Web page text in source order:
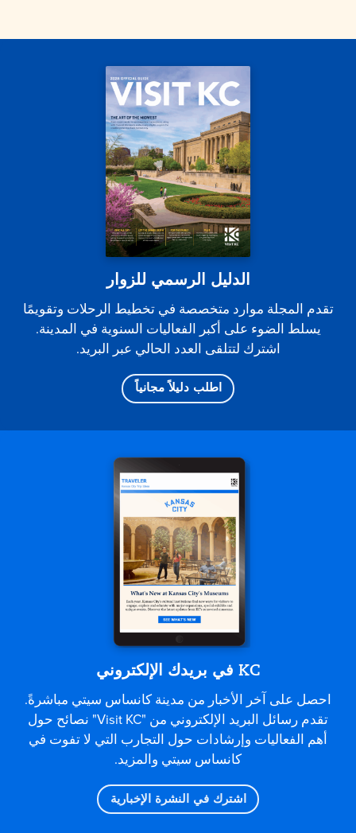
الدليل الرسمي للزوار
تقدم المجلة موارد متخصصة في تخطيط الرحلات وتقويمًا
يسلط الضوء على أكبر الفعاليات السنوية في المدينة.
اشترك لتتلقى العدد الحالي عبر البريد.
اطلب دليلاً مجانياً
KC في بريدك الإلكتروني
احصل على آخر الأخبار من مدينة كانساس سيتي مباشرةً.
تقدم رسائل البريد الإلكتروني من "Visit KC" نصائح حول
أهم الفعاليات وإرشادات حول التجارب التي لا تفوت في
كانساس سيتي والمزيد.
اشترك في النشرة الإخبارية